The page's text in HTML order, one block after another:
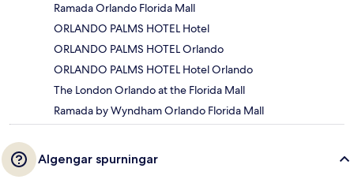
Ramada Orlando Florida Mall
ORLANDO PALMS HOTEL Hotel
ORLANDO PALMS HOTEL Orlando
ORLANDO PALMS HOTEL Hotel Orlando
The London Orlando at the Florida Mall
Ramada by Wyndham Orlando Florida Mall
Algengar spurningar